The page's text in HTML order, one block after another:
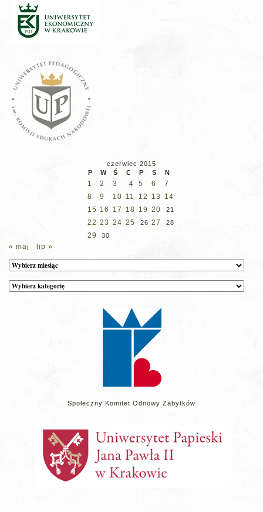
czerwiec 2015
P
W Ś C P S N
1 2 3 4 5 6
7
8
9 10 11 12 13
14
15 16 17 18 19 20 21
22 23 24 25 26 27 28
29 30
« maj lip »
Archiwum
Kategorie
wpisów
Społeczny Komitet Odnowy Zabytków